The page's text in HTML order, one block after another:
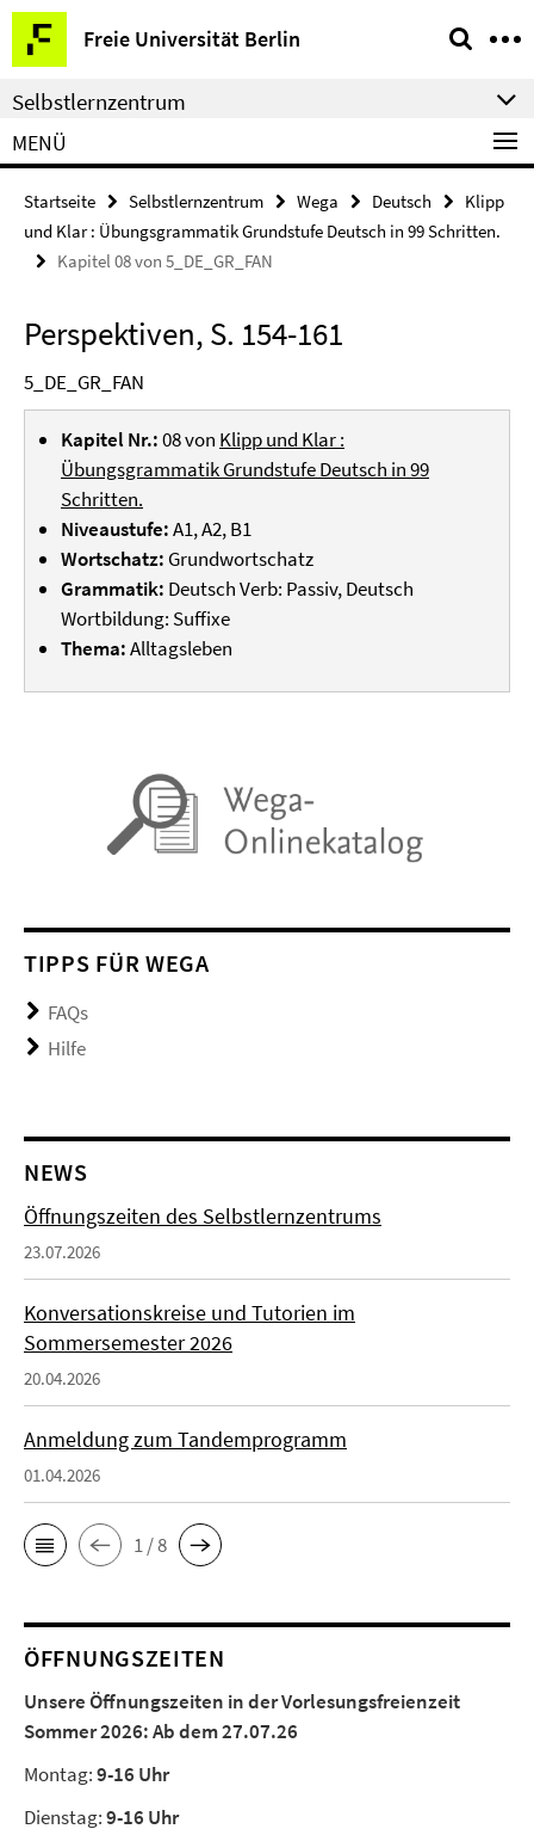
Springe
direkt
zu
Inhalt
Freie Universität Berlin
Service-
Navigation
Selbstlernzentrum
MENÜ
Startseite Selbstlernzentrum Wega Deutsch
Klipp
und Klar : Übungsgrammatik Grundstufe Deutsch in 99 Schritten.
Kapitel 08 von 5_DE_GR_FAN
Perspektiven, S. 154-161
5_DE_GR_FAN
Kapitel Nr.:08 von Klipp und Klar :
Übungsgrammatik Grundstufe Deutsch in 99
Schritten.
Niveaustufe:A1, A2, B1
Wortschatz: Grundwortschatz
Grammatik: Deutsch Verb: Passiv, Deutsch
Wortbildung: Suffixe
Thema:Alltagsleben
TIPPS FÜR WEGA
FAQs
Hilfe
NEWS
Öffnungszeiten des Selbstlernzentrums
23.07.2026
Konversationskreise und Tutorien im
Sommersemester 2026
20.04.2026
Anmeldung zum Tandemprogramm
01.04.2026
1 / 8
ÖFFNUNGSZEITEN
Unsere Öffnungszeiten in der Vorlesungsfreienzeit
Sommer 2026:Ab dem 27.07.26
Montag:9-16 Uhr
Dienstag:9-16 Uhr